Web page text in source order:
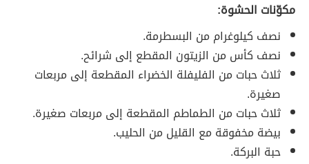
مكوّنات الحشوة:
نصف كيلوغرام من البسطرمة.
نصف كأس من الزيتون المقطع إلى شرائح.
ثلاث حبات من الفليفلة الخضراء المقطعة إلى مربعات
صغيرة.
ثلاث حبات من الطماطم المقطعة إلى مربعات صغيرة.
بيضة مخفوقة مع القليل من الحليب.
حبة البركة.